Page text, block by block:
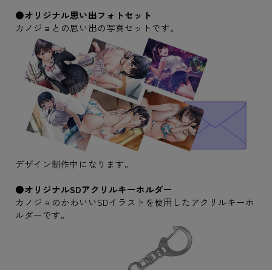
●オリジナル思い出フォトセット
カノジョとの思い出の写真セットです。
デザイン制作中になります。
●オリジナルSDアクリルキーホルダー
カノジョのかわいいSDイラストを使用したアクリルキーホ
ルダーです。